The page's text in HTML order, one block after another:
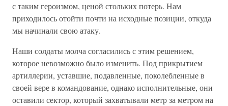
с таким героизмом, ценой стольких потерь. Нам
приходилось отойти почти на исходные позиции, откуда
мы начинали свою атаку.
Наши солдаты молча согласились с этим решением,
которое невозможно было изменить. Под прикрытием
артиллерии, уставшие, подавленные, поколебленные в
своей вере в командование, однако исполнительные, они
оставили сектор, который захватывали метр за метром на